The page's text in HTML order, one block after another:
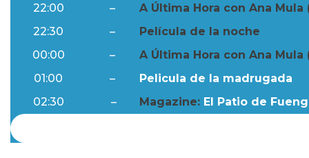
22:00
–
A Última Hora con Ana Mula
22:30
–
Película de la noche
00:00
–
A Última Hora con Ana Mula
01:00
–
Pelicula de la madrugada
02:30
– Magazine: El Patio de